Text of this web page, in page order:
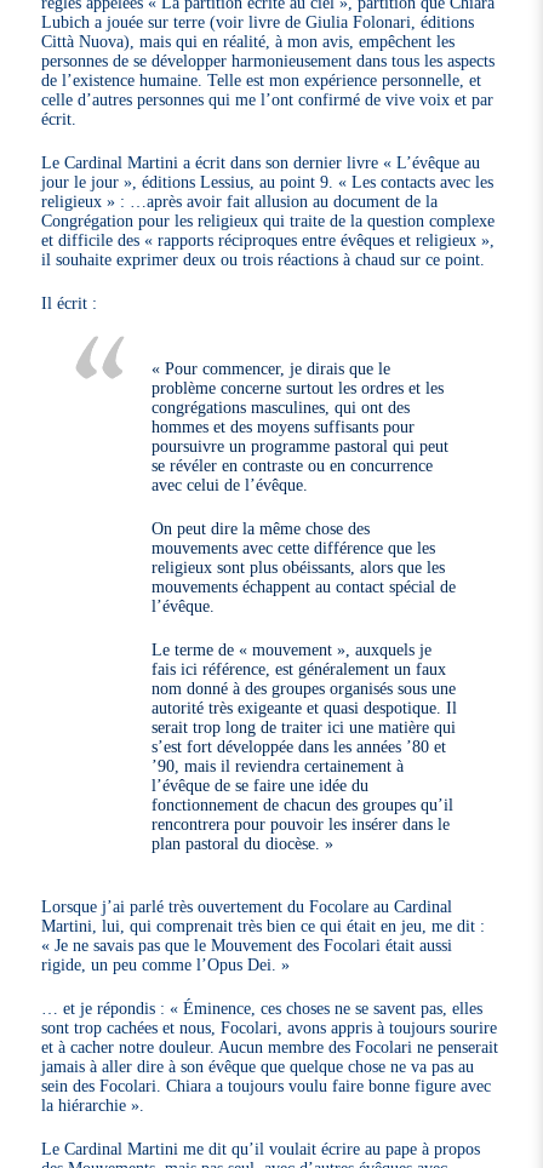
Lubich a jouée sur terre (voir livre de Giulia Folonari, éditions
Città Nuova), mais qui en réalité, à mon avis, empêchent les
personnes de se développer harmonieusement dans tous les aspects
de l’existence humaine. Telle est mon expérience personnelle, et
celle d’autres personnes qui me l’ont confirmé de vive voix et par
écrit.
Le Cardinal Martini a écrit dans son dernier livre « L’évêque au
jour le jour », éditions Lessius, au point 9. « Les contacts avec les
religieux » : …après avoir fait allusion au document de la
Congrégation pour les religieux qui traite de la question complexe
et difficile des « rapports réciproques entre évêques et religieux »,
il souhaite exprimer deux ou trois réactions à chaud sur ce point.
Il écrit :
« Pour commencer, je dirais que le
problème concerne surtout les ordres et les
congrégations masculines, qui ont des
hommes et des moyens suffisants pour
poursuivre un programme pastoral qui peut
se révéler en contraste ou en concurrence
avec celui de l’évêque.
On peut dire la même chose des
mouvements avec cette différence que les
religieux sont plus obéissants, alors que les
mouvements échappent au contact spécial de
l’évêque.
Le terme de « mouvement », auxquels je
fais ici référence, est généralement un faux
nom donné à des groupes organisés sous une
autorité très exigeante et quasi despotique. Il
serait trop long de traiter ici une matière qui
s’est fort développée dans les années ’80 et
’90, mais il reviendra certainement à
l’évêque de se faire une idée du
fonctionnement de chacun des groupes qu’il
rencontrera pour pouvoir les insérer dans le
plan pastoral du diocèse. »
Lorsque j’ai parlé très ouvertement du Focolare au Cardinal
Martini, lui, qui comprenait très bien ce qui était en jeu, me dit :
« Je ne savais pas que le Mouvement des Focolari était aussi
rigide, un peu comme l’Opus Dei. »
… et je répondis : « Éminence, ces choses ne se savent pas, elles
sont trop cachées et nous, Focolari, avons appris à toujours sourire
et à cacher notre douleur. Aucun membre des Focolari ne penserait
jamais à aller dire à son évêque que quelque chose ne va pas au
sein des Focolari. Chiara a toujours voulu faire bonne figure avec
la hiérarchie ».
Le Cardinal Martini me dit qu’il voulait écrire au pape à propos